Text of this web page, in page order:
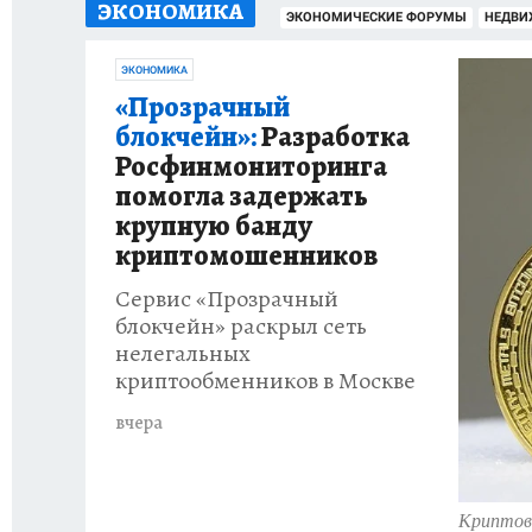
ЗАПОВЕДНАЯ РОССИЯ ПРОИСШЕСТВИЯ
ЭКОНОМИКА ЭКОНОМИЧЕСКИЕ ФОРУМЫ
ЭКОНОМИКА
«Прозрачный
блокчейн»:Разработка
Росфинмониторинга
помогла задержать
крупную банду
криптомошенников
Сервис «Прозрачный
блокчейн» раскрыл сеть
нелегальных
криптообменников в Москве
вчера